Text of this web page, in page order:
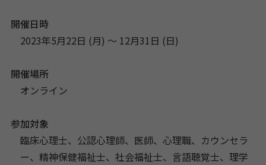
開催日時
2023年5月22日 (月) 〜 12月31日 (日)
開催場所
オンライン
参加対象
臨床心理士、公認心理師、医師、心理職、カウンセラ
ー、精神保健福祉士、社会福祉士、言語聴覚士、理学